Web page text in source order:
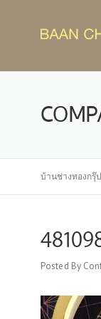
บ้านช่างทองกรุ๊ป
Posted By